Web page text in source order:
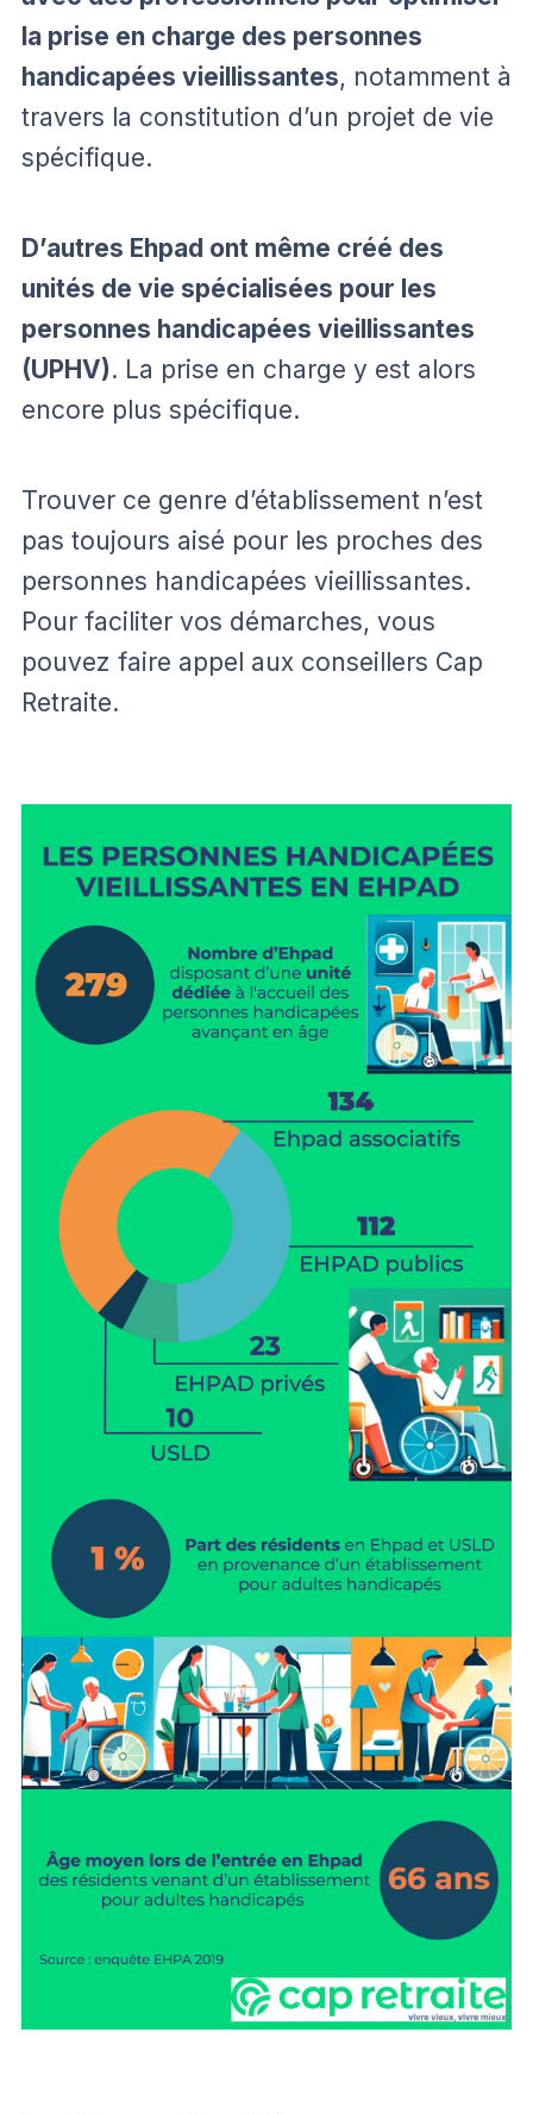
la prise en charge des personnes
handicapées vieillissantes, notamment à
travers la constitution d’un projet de vie
spécifique.
D’autres Ehpad ont même créé des
unités de vie spécialisées pour les
personnes handicapées vieillissantes
(UPHV). La prise en charge y est alors
encore plus spécifique.
Trouver ce genre d’établissement n’est
pas toujours aisé pour les proches des
personnes handicapées vieillissantes.
Pour faciliter vos démarches, vous
pouvez faire appel aux conseillers Cap
Retraite.